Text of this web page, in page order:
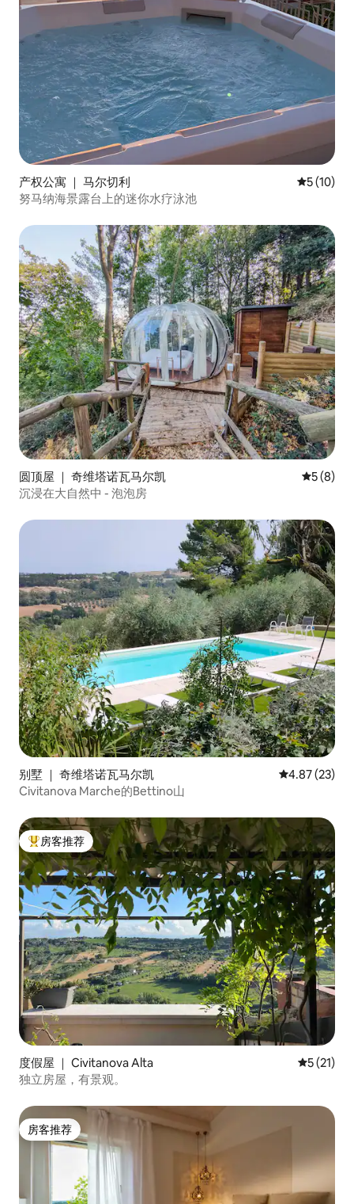
产权公寓 ｜ 马尔切利 平均评分
5 (10)
努马纳海景露台上的迷你水疗泳池
圆顶屋 ｜ 奇维塔诺瓦马尔凯 平均评分
5 (8)
沉浸在大自然中 - 泡泡房
别墅 ｜ 奇维塔诺瓦马尔凯 平均评分
4.87 (23)
Civitanova Marche的Bettino山
热门「房客推荐」
房客推荐
度假屋 ｜ Civitanova Alta 平均评分
5 (21)
独立房屋，有景观。
房客推荐
房客推荐